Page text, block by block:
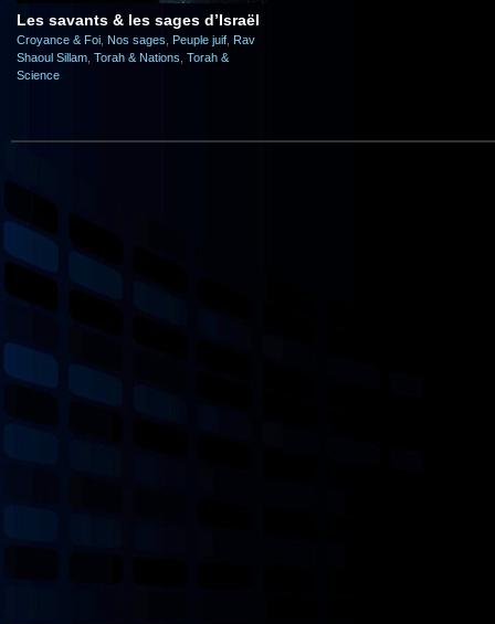
Les savants & les sages d’Israël
Croyance & Foi Nos sages Peuple juif Rav
Shaoul Sillam Torah & Nations Torah &
Science